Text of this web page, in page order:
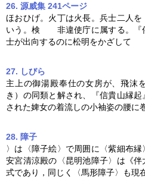
26. 源威集 241ページ
ほおひげ。火丁は火長。兵士二人
いう。検 非違使庁に属する。『
士が出向するのに松明をかざして
27. しびら
主上の御湯殿奉仕の女房が、飛沫
き）の同類と解され、『信貴山縁起
された婢女の着流しの小袖姿の腰に
28. 障子
〉は〈障子絵〉で周囲に〈紫細布
安宮清涼殿の〈昆明池障子〉は《伴
式であり，同じく〈馬形障子〉も現